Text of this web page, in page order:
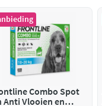
Combo Spot
Anti Vlooien en